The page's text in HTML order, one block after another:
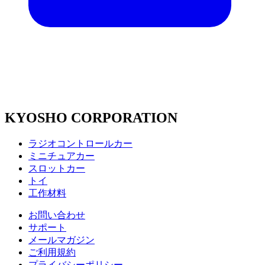
KYOSHO CORPORATION
ラジオコントロールカー
ミニチュアカー
スロットカー
トイ
工作材料
お問い合わせ
サポート
メールマガジン
ご利用規約